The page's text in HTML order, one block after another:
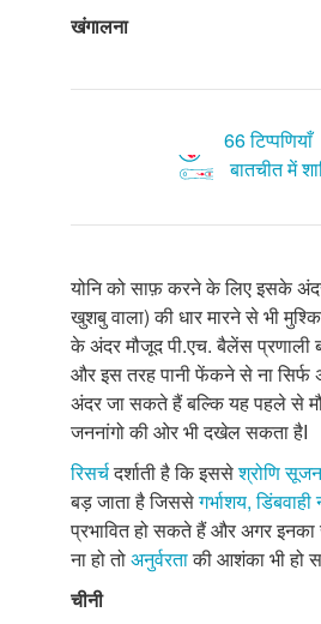
खंगालना
66 टिप्पणियाँ
बातचीत में
योनि को साफ़ करने के लिए इसके
खुशबु वाला) की धार मारने से भी
के अंदर मौजूद पी.एच. बैलेंस प्रणाली
और इस तरह पानी फेंकने से ना सिर्फ
अंदर जा सकते हैं बल्कि यह पहले से
जननांगो की ओर भी दखेल सकता हैI
रिसर्चदर्शाती है कि इससेश्रोणि सूजन
बड़ जाता है जिससेगर्भाशय,
प्रभावित हो सकते हैं और अगर इनका
ना हो तोअनुर्वरताकी आशंका भी हो
चीनी